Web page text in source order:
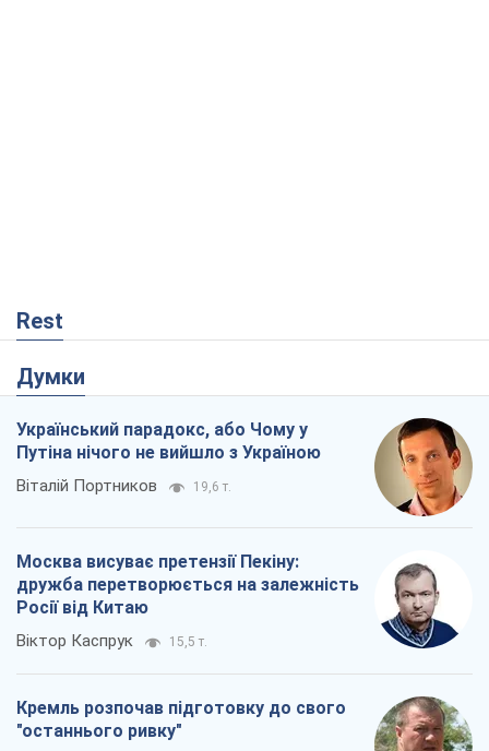
Rest
Думки
Український парадокс, або Чому у
Путіна нічого не вийшло з Україною
Віталій Портников 19,6 т.
Москва висуває претензії Пекіну:
дружба перетворюється на залежність
Росії від Китаю
Віктор Каспрук 15,5 т.
Кремль розпочав підготовку до свого
"останнього ривку"